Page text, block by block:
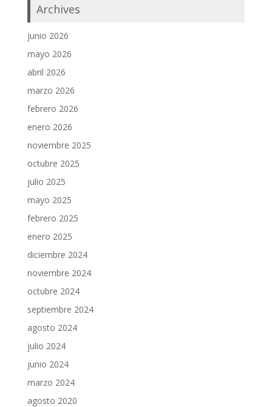
Archives
junio 2026
mayo 2026
abril 2026
marzo 2026
febrero 2026
enero 2026
noviembre 2025
octubre 2025
julio 2025
mayo 2025
febrero 2025
enero 2025
diciembre 2024
noviembre 2024
octubre 2024
septiembre 2024
agosto 2024
julio 2024
junio 2024
marzo 2024
agosto 2020